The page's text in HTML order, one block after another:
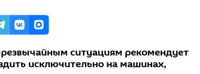
ситуациям рекомендует
исключительно на машинах,